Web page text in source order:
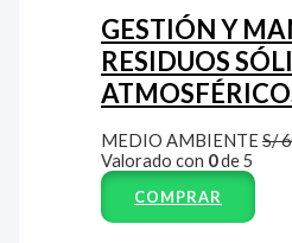
GESTIÓN Y
RESIDUOS
MEDIO AMBIENTES/
Valorado con 0de 5
COMPRAR